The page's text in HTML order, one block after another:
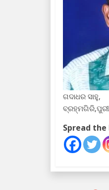
ଗଦାଧର ସାହୁ,
ବ୍ରହ୍ମଗିରି,ପୁରୀ
Spread the